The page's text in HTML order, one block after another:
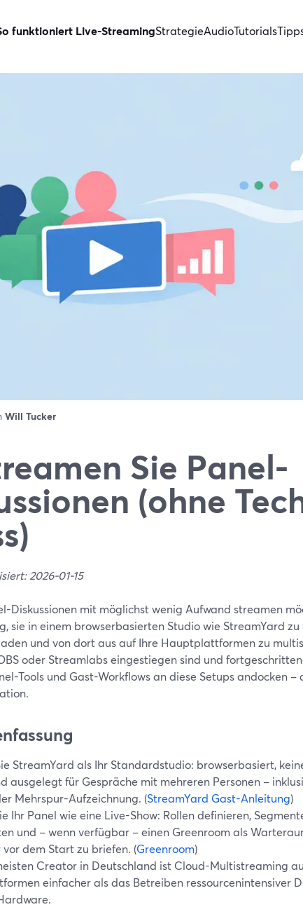
funktioniert Live-StreamingStrategieAudioTutorials
Will Tucker
Sie Panel-
(ohne
2026-01-15
Diskussionen mit möglichst wenig Aufwand streamen
sie in einem browserbasierten Studio wie StreamYard
und von dort aus auf Ihre Hauptplattformen zu
oder Streamlabs eingestiegen sind und
Tools und Gast-Workflows an diese Setups andocken
StreamYard als Ihr Standardstudio: browserbasiert,
ausgelegt für Gespräche mit mehreren Personen –
Mehrspur-Aufzeichnung. (StreamYard Gast-Anleitung)
Ihr Panel wie eine Live-Show: Rollen definieren,
und – wenn verfügbar – einen Greenroom als
vor dem Start zu briefen. (Greenroom)
Creator in Deutschland ist Cloud-Multistreaming
einfacher als das Betreiben ressourcenintensiver